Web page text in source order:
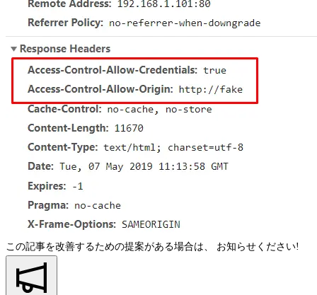
この記事を改善するための提案がある場合は、 お知らせください!